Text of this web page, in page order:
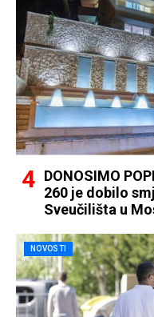
DONOSIMO
260 je dobilo
Sveučilišta u
NOVOSTI